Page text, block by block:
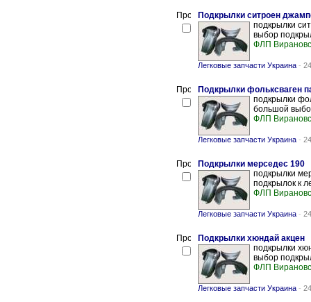
Подкрылки ситроен
подкрылки
выбор
ФЛП
Легковые запчасти Украина -
Подкрылки фольксваген
подкрылки
большой
ФЛП
Легковые запчасти Украина -
Подкрылки мерседес 190
подкрылки
подкрылок к
ФЛП
Легковые запчасти Украина -
Подкрылки хюндай акцен
подкрылки
выбор
ФЛП
Легковые запчасти Украина -